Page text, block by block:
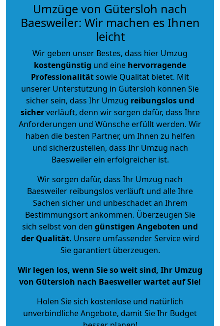
Umzüge von Gütersloh nach
Baesweiler: Wir machen es Ihnen
leicht
Wir geben unser Bestes, dass hier Umzug
kostengünstig und eine hervorragende
Professionalitätsowie Qualität bietet. Mit
unserer Unterstützung in Gütersloh können Sie
sicher sein, dass Ihr Umzug reibungslos und
sicherverläuft, denn wir sorgen dafür, dass Ihre
Anforderungen und Wünsche erfüllt werden. Wir
haben die besten Partner, um Ihnen zu helfen
und sicherzustellen, dass Ihr Umzug nach
Baesweiler ein erfolgreicher ist.
Wir sorgen dafür, dass Ihr Umzug nach
Baesweiler reibungslos verläuft und alle Ihre
Sachen sicher und unbeschadet an Ihrem
Bestimmungsort ankommen. Überzeugen Sie
sich selbst von den günstigen Angeboten und
der Qualität. Unsere umfassender Service wird
Sie garantiert überzeugen.
Wir legen los, wenn Sie so weit sind, Ihr Umzug
von Gütersloh nach Baesweiler wartet auf Sie!
Holen Sie sich kostenlose und natürlich
unverbindliche Angebote, damit Sie Ihr Budget